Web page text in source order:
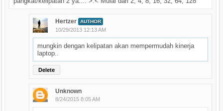
Hertzer AUTHOR
10/29/2013 12:13 AM
mungkin dengan kelipatan akan mempermudah kinerja
laptop..
Delete
Unknown
8/24/2015 8:05 AM